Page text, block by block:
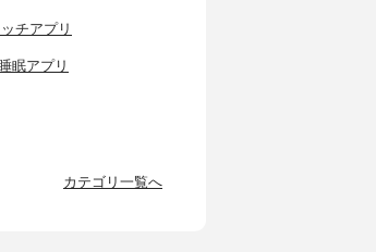
チアプリ
睡眠アプリ
カテゴリ一覧へ